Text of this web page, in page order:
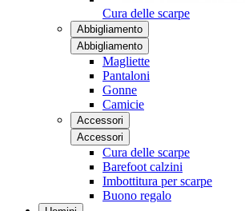
Cura delle scarpe
Abbigliamento
Abbigliamento
Magliette
Pantaloni
Gonne
Camicie
Accessori
Accessori
Cura delle scarpe
Barefoot calzini
Imbottitura per scarpe
Buono regalo